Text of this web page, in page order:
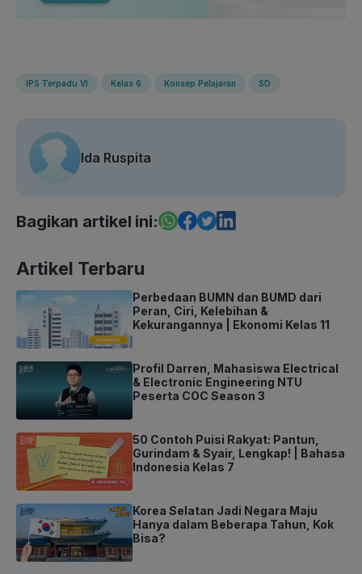
IPS Terpadu VI Kelas 6 Konsep Pelajaran SD
Ida Ruspita
Bagikan artikel ini:
Artikel Terbaru
Perbedaan BUMN dan BUMD dari
Peran, Ciri, Kelebihan &
Kekurangannya | Ekonomi Kelas 11
Profil Darren, Mahasiswa Electrical
& Electronic Engineering NTU
Peserta COC Season 3
50 Contoh Puisi Rakyat: Pantun,
Gurindam & Syair, Lengkap! | Bahasa
Indonesia Kelas 7
Korea Selatan Jadi Negara Maju
Hanya dalam Beberapa Tahun, Kok
Bisa?